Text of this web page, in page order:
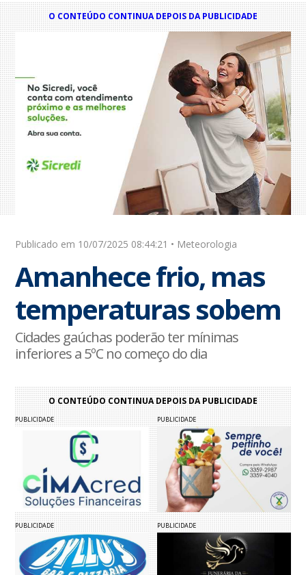
O CONTEÚDO CONTINUA DEPOIS DA PUBLICIDADE
Publicado em 10/07/2025 08:44:21 • Meteorologia
Amanhece frio, mas
temperaturas sobem
Cidades gaúchas poderão ter mínimas
inferiores a 5ºC no começo do dia
O CONTEÚDO CONTINUA DEPOIS DA PUBLICIDADE
PUBLICIDADE PUBLICIDADE
PUBLICIDADE PUBLICIDADE